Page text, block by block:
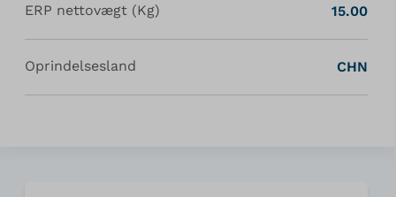
ERP nettovægt (Kg) 15.00
Oprindelsesland CHN